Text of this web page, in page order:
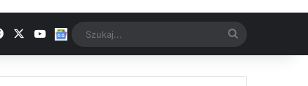
FacebookYouTubeGoogle News